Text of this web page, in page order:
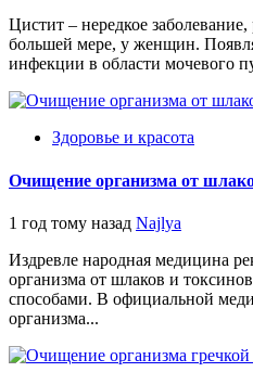
Цистит – нередкое
большей мере, у женщин.
инфекции в области мочевого
Здоровье и красота
Очищение организма от
1 год тому назад Najlya
Издревле народная медицина
организма от шлаков и
способами. В официальной
организма...